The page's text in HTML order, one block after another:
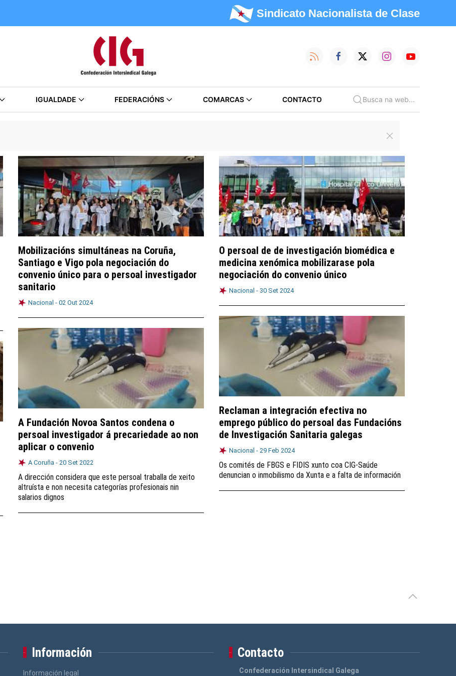
Sindicato Nacionalista de Clase
IGUALDADE FEDERACIÓNS COMARCAS CONTACTO Busca na web...
Mobilizacións simultáneas na Coruña,
Santiago e Vigo pola negociación do
convenio único para o persoal investigador
sanitario
Nacional - 02 Out 2024
O persoal de de investigación biomédica e
medicina xenómica mobilizarase pola
negociación do convenio único
Nacional - 30 Set 2024
Reclaman a integración efectiva no
emprego público do persoal das Fundacións
de Investigación Sanitaria galegas
Nacional - 29 Feb 2024
Os comités de FBGS e FIDIS xunto coa CIG-Saúde
denuncian o inmobilismo da Xunta e a falta de información
A Fundación Novoa Santos condena o
persoal investigador á precariedade ao non
aplicar o convenio
A Coruña - 20 Set 2022
A dirección considera que este persoal traballa de xeito
altruísta e non necesita categorías profesionais nin
salarios dignos
Información
Información legal
Contacto
Confederación Intersindical Galega